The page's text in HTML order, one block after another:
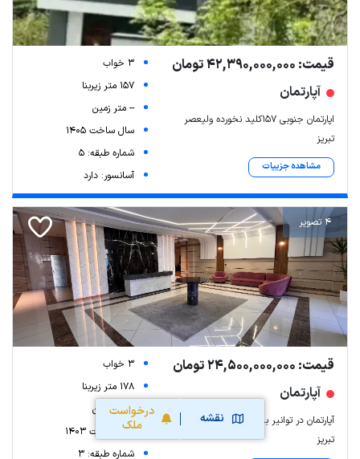
نقشه
درخواست
ملک
قیمت: 42,390,000,000 تومان
آپارتمان
اپارتمان جنوبی ۱۵۷کلید نخورده ولیعصر
تبریز
مشاهده جزییات
3 خواب
157 متر زیربنا
-- متر زمین
سال ساخت 1405
شماره طبقه: 5
آسانسور: دارد
4 تصویر
قیمت: 24,500,000,000 تومان
آپارتمان
آپارتمان در توانیر برج هوشمند ستایش
تبریز
3 خواب
178 متر زیربنا
-- متر زمین
سال ساخت 1403
شماره طبقه: 3